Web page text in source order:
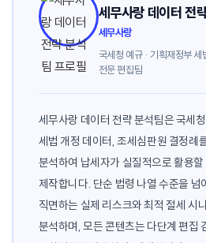
세무사랑 데이터 전
세무사랑
국세청 예규 · 기획재정부
전문 편집팀
세무사랑 데이터 전략 분석팀은 국세
세법 개정 데이터, 조세심판원 결정례
분석하여 납세자가 실질적으로 활용
제작합니다. 단순 법령 나열 수준을 넘
직면하는 실제 리스크와 최적 절세 시
분석하며, 모든 콘텐츠는 다단계 편집